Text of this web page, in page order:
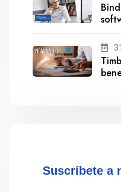
Suscríbete a